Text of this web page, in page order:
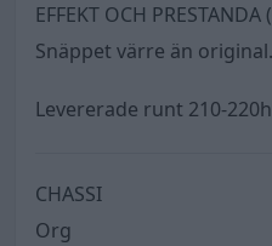
EFFEKT OCH PRESTANDA
Snäppet värre än original.
Levererade runt 210-
CHASSI
Org